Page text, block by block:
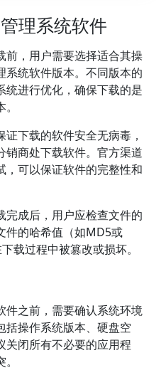
理系统软件
前，用户需要选择适合其操
系统软件版本。不同版本的
统进行优化，确保下载的是
证下载的软件安全无病毒，
销商处下载软件。官方渠道
，可以保证软件的完整性和
完成后，用户应检查文件的
件的哈希值（如MD5或
载过程中被篡改或损坏。
件之前，需要确认系统环境
括操作系统版本、硬盘空
关闭所有不必要的应用程